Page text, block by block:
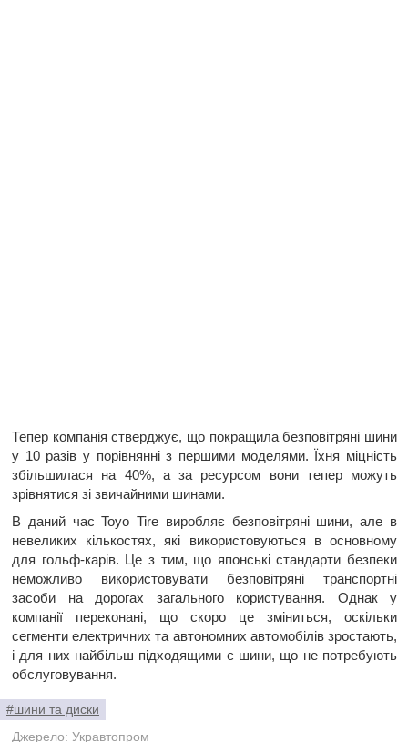
Тепер компанія стверджує, що покращила безповітряні шини
у 10 разів у порівнянні з першими моделями. Їхня міцність
збільшилася на 40%, а за ресурсом вони тепер можуть
зрівнятися зі звичайними шинами.
В даний час Toyo Tire виробляє безповітряні шини, але в
невеликих кількостях, які використовуються в основному
для гольф-карів. Це з тим, що японські стандарти безпеки
неможливо використовувати безповітряні транспортні
засоби на дорогах загального користування. Однак у
компанії переконані, що скоро це зміниться, оскільки
сегменти електричних та автономних автомобілів зростають,
і для них найбільш підходящими є шини, що не потребують
обслуговування.
#шини та диски
Джерело: Укравтопром